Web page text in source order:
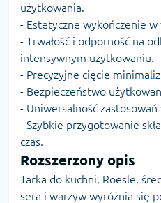
użytkowania.
- Estetyczne wykończenie w
- Trwałość i odporność na
intensywnym użytkowaniu.
- Precyzyjne cięcie
- Bezpieczeństwo
- Uniwersalność zastosowań
- Szybkie przygotowanie
czas.
Rozszerzony opis
Tarka do kuchni, Roesle,
sera i warzyw wyróżnia się